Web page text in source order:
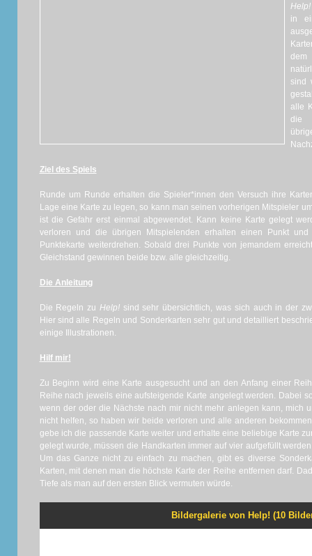
Help!
in
dem
sind
alle
die
Ziel des Spiels
Runde um Runde erhalten die Spieler*innen den Versuch ihre
Lage eine Karte zu legen, so kann man seinen vorherigen Mitspieler
ist die Gefahr erst einmal abgewendet. Kann keine Karte gelegt
verloren und die übrigen Mitspielenden erhalten einen Punkt
Punktekarte weiterdrehen. Sobald drei Punkte von jemandem
Gleichstand gewinnen beide bzw. alle gleichzeitig.
Die Anleitung
Die Regeln zu Help!sind sehr übersichtlich, was sich auch in der
Hier sind alle Regeln und Sonderkarten sehr gut und detailliert
einige Illustrationen.
Hilf mir!
Zu Beginn wird eine Karte ausgesucht und an den Anfang einer
Reihe nach jeweils eine aufsteigende Karte angelegt werden. Dabei
wenn der oder die Nächste nach mir nicht mehr anlegen kann, mich
nicht helfen, so haben wir beide verloren und alle anderen
gebe ich die passende Karte weiter und erhalte eine beliebige Karte
gelegt wurde, müssen die Handkarten immer auf vier aufgefüllt
Um das Ganze nicht zu einfach zu machen, gibt es diverse
Karten, mit denen man die höchste Karte der Reihe entfernen darf.
Tiefe als man auf den ersten Blick vermuten würde.
Bildergalerie von Help! (10